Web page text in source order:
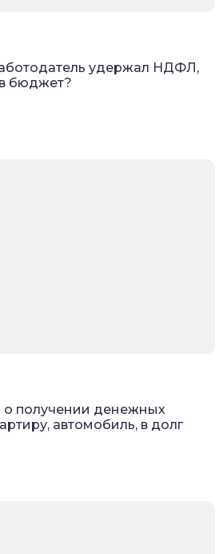
удержал НДФЛ,
бюджет?
о получении денежных
автомобиль, в долг